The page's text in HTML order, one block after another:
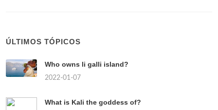
ÚLTIMOS TÓPICOS
Who owns li galli island?
2022-01-07
What is Kali the goddess of?